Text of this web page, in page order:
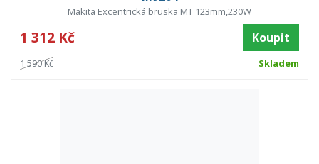
Makita Excentrická bruska MT 123mm,230W
1 312 Kč Koupit
1 590 Kč Skladem